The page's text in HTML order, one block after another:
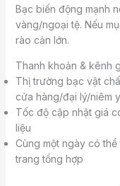
Bạc biến động mạnh
vàng/ngoại tệ. Nếu
rào cản lớn.
Thanh khoản & kênh
Thị trường bạc vật
cửa hàng/đại lý/niêm
Tốc độ cập nhật giá
liệu
Cùng một ngày có
trang tổng hợp